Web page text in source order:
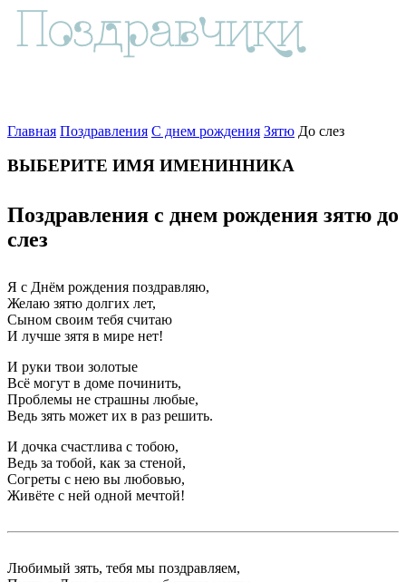
Главная Поздравления С днем рождения Зятю До слез
ВЫБЕРИТЕ ИМЯ ИМЕНИННИКА
Поздравления с днем рождения зятю до
слез
Я с Днём рождения поздравляю,
Желаю зятю долгих лет,
Сыном своим тебя считаю
И лучше зятя в мире нет!
И руки твои золотые
Всё могут в доме починить,
Проблемы не страшны любые,
Ведь зять может их в раз решить.
И дочка счастлива с тобою,
Ведь за тобой, как за стеной,
Согреты с нею вы любовью,
Живёте с ней одной мечтой!
Любимый зять, тебя мы поздравляем,